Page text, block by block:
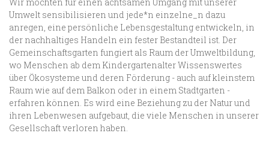
Umwelt sensibilisieren und jede*n einzelne_n dazu
anregen, eine persönliche Lebensgestaltung entwickeln, in
der nachhaltiges Handeln ein fester Bestandteil ist. Der
Gemeinschaftsgarten fungiert als Raum der Umweltbildung,
wo Menschen ab dem Kindergartenalter Wissenswertes
über Ökosysteme und deren Förderung - auch auf kleinstem
Raum wie auf dem Balkon oder in einem Stadtgarten -
erfahren können. Es wird eine Beziehung zu der Natur und
ihren Lebenwesen aufgebaut, die viele Menschen in unserer
Gesellschaft verloren haben.